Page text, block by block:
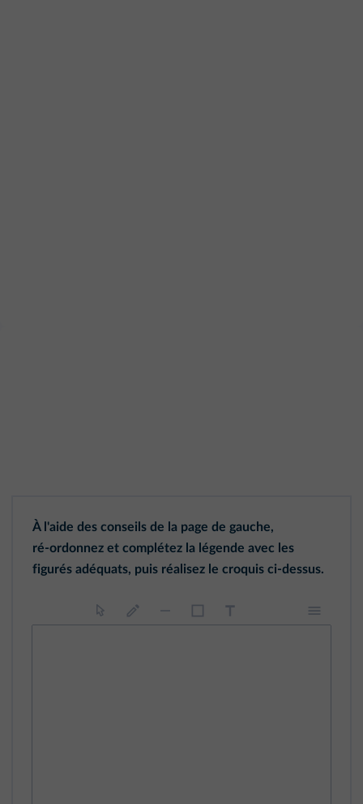
À l'aide des conseils de la page de gauche,
ré‑ordonnez et complétez la légende avec les
figurés adéquats, puis réalisez le croquis ci‑dessus.